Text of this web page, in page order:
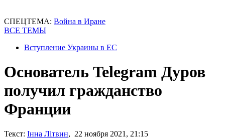
СПЕЦТЕМА: Война в Иране
ВСЕ ТЕМЫ
Вступление Украины в ЕС
Основатель Telegram Дуров
получил гражданство
Франции
Текст: Інна Літвин, 22 ноября 2021, 21:15